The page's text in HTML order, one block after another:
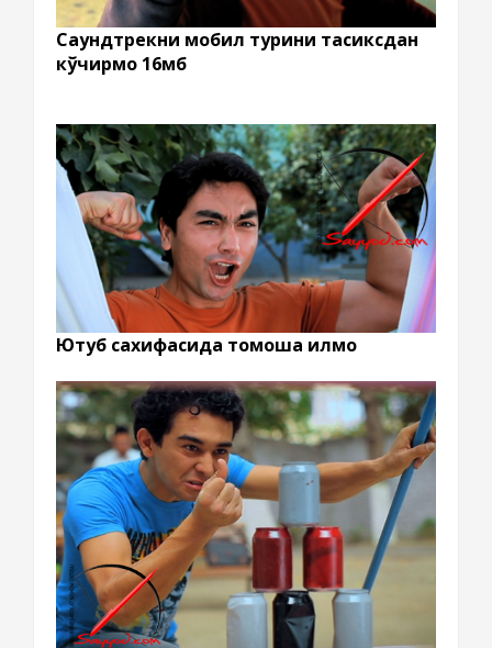
Саундтрекни мобил турини тасиксдан
кўчирмоқ 16мб
Ютуб сахифасида томоша қилмоқ